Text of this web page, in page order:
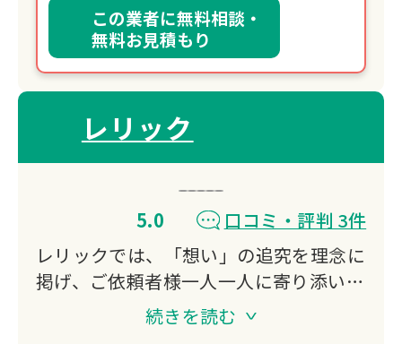
この業者に無料相談・
無料お見積もり
レリック
5.0
口コミ・評判 3件
レリックでは、「想い」の追究を理念に
掲げ、ご依頼者様一人一人に寄り添い、
最善のご提案と丁寧な家財整理をお約束
続きを読む